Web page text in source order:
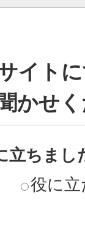
イト
かせ
立ちまし
役に